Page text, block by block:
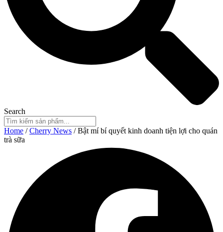
Search
Home /Cherry News / Bật mí bí quyết kinh doanh tiện lợi cho quán
trà sữa